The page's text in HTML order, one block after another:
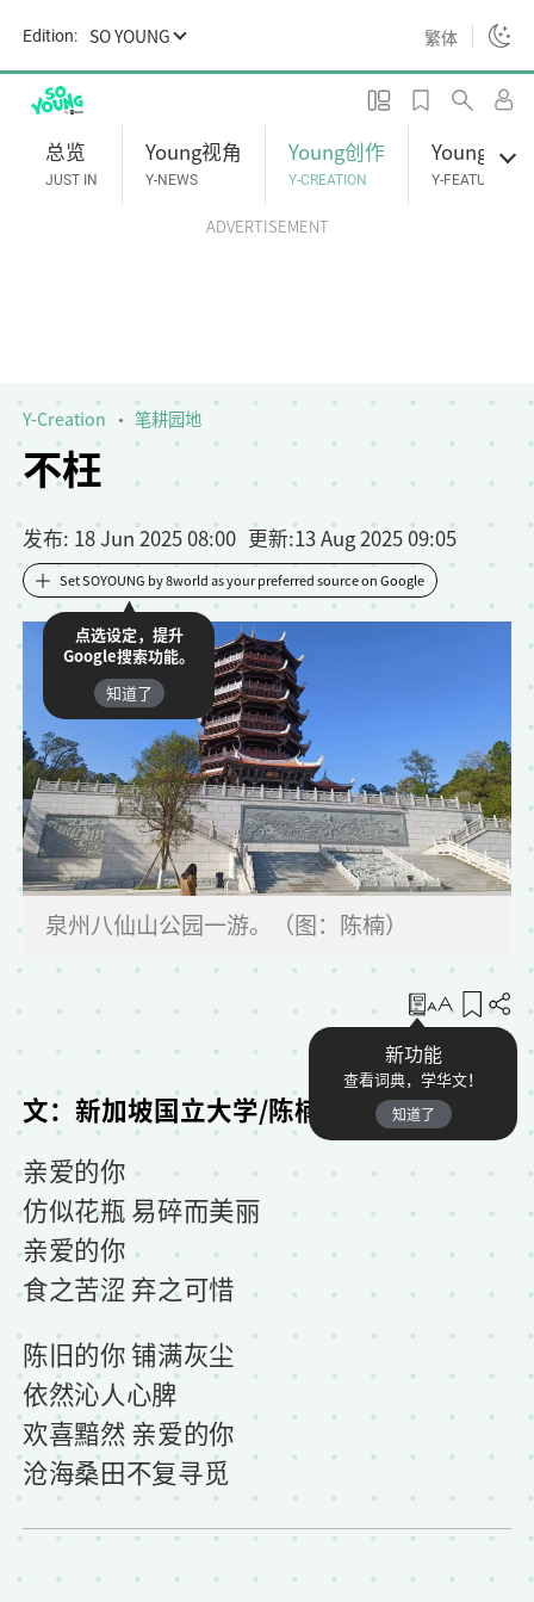
i
Edition: SO YOUNG 繁体
总览
JUST IN
Young视角
Y-NEWS
Young创作
Y-CREATION
Young专题
Y-FEATURES
ADVERTISEMENT
不枉
Y-Creation 笔耕园地
发布: 18 Jun 2025 08:00 更新:13 Aug 2025 09:05
Set SOYOUNG by 8world as your preferred source on Google
点选设定，提升
Google搜索功能。
知道了
泉州八仙山公园一游。（图：陈楠）
新功能
查看词典，学华文！
知道了
收藏
文：新加坡国立大学/陈楠
亲爱的你
仿似花瓶 易碎而美丽
亲爱的你
食之苦涩 弃之可惜
陈旧的你 铺满灰尘
依然沁人心脾
欢喜黯然 亲爱的你
沧海桑田不复寻觅